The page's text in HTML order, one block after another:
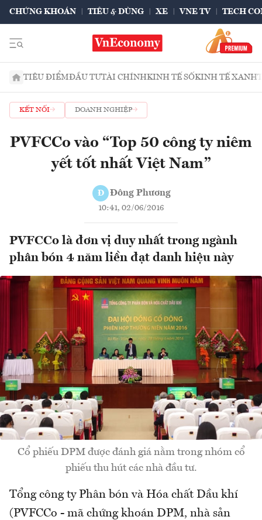
CHỨNG KHOÁN TIÊU & DÙNG XE VNE TV TECH
TIÊU ĐIỂMĐẦU TƯTÀI CHÍNHKINH TẾ SỐKINH TẾ XANH
KẾT NỐI DOANH NGHIỆP
PVFCCo vào “Top 50 công ty niêm
yết tốt nhất Việt Nam”
Đ Đông Phương
10:41, 02/06/2016
PVFCCo là đơn vị duy nhất trong ngành
phân bón 4 năm liền đạt danh hiệu này
Cổ phiếu DPM được đánh giá nằm trong nhóm cổ
phiếu thu hút các nhà đầu tư.
Tổng công ty Phân bón và Hóa chất Dầu khí
(PVFCCo - mã chứng khoán DPM, nhà sản